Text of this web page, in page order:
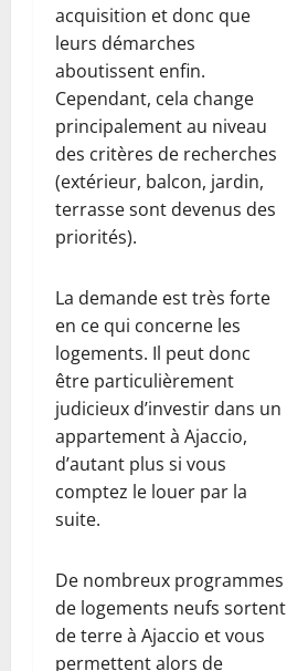
acquisition et donc que
leurs démarches
aboutissent enfin.
Cependant, cela change
principalement au niveau
des critères de recherches
(extérieur, balcon, jardin,
terrasse sont devenus des
priorités).
La demande est très forte
en ce qui concerne les
logements. Il peut donc
être particulièrement
judicieux d’investir dans un
appartement à Ajaccio,
d’autant plus si vous
comptez le louer par la
suite.
De nombreux programmes
de logements neufs sortent
de terre à Ajaccio et vous
permettent alors de